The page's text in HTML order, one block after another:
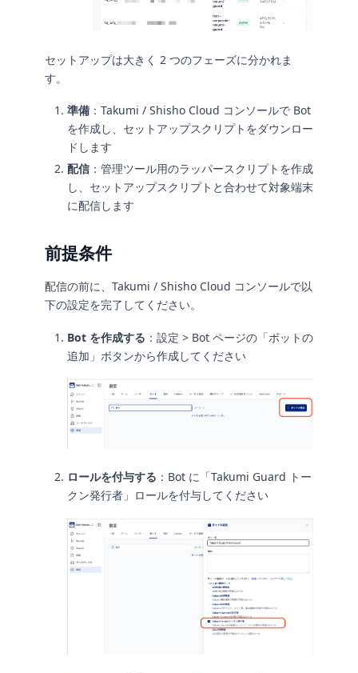
セットアップは大きく 2 つのフェーズに分かれま
す。
準備 ：Takumi / Shisho Cloud コンソールで Bot
を作成し、セットアップスクリプトをダウンロー
ドします
配信 ：管理ツール用のラッパースクリプトを作成
し、セットアップスクリプトと合わせて対象端末
に配信します
前提条件
配信の前に、Takumi / Shisho Cloud コンソールで以
下の設定を完了してください。
Bot を作成する ：設定 > Bot ページの「ボットの
追加」ボタンから作成してください
ロールを付与する ：Bot に「Takumi Guard トー
クン発行者」ロールを付与してください